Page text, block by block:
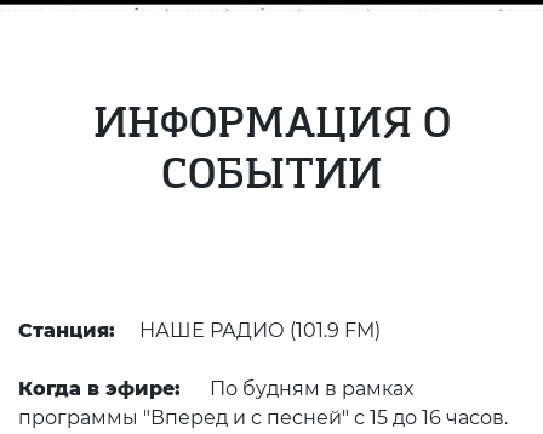
ИНФОРМАЦИЯ О
СОБЫТИИ
Станция: НАШЕ РАДИО (101.9 FM)
Когда в эфире:
По будням в рамках
программы "Вперед и с песней" с 15 до 16 часов.